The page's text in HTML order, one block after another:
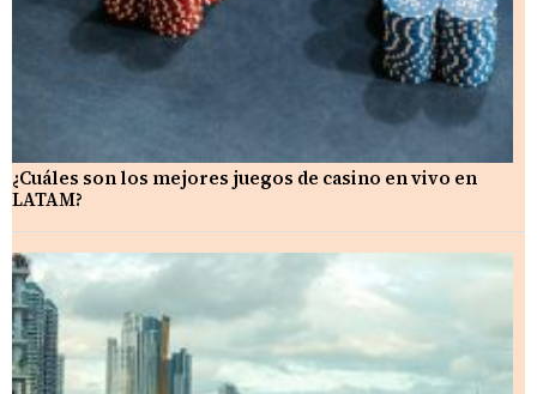
¿Cuáles son los mejores juegos de casino en vivo en
LATAM?